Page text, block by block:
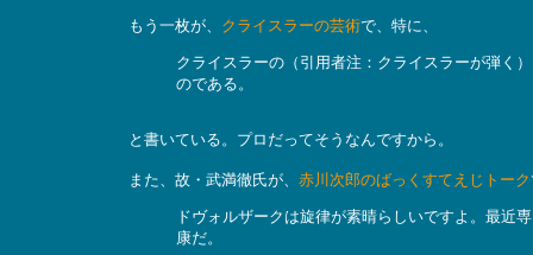
もう一枚が、 クライスラーの芸術で、特に、
クライスラーの（引用者注：クライスラーが弾く
のである。
と書いている。プロだってそうなんですから。
また、故・武満徹氏が、 赤川次郎のばっくすてえじトーク
ドヴォルザークは旋律が素晴らしいですよ。最近
康だ。